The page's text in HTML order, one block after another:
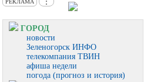
РЕКЛАМА
ГОРОД
новости
Зеленогорск ИНФО
телекомпания ТВИН
афиша недели
погода (прогноз и история)